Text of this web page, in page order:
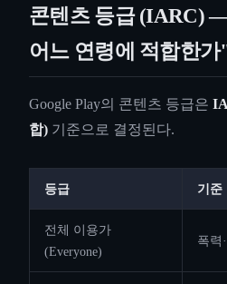
콘텐츠 등급 (IARC)
어느 연령에 적합한가
Google Play의 콘텐츠 등급은
합) 기준으로 결정된다.
등급 기준
전체 이용가
(Everyone)
폭력